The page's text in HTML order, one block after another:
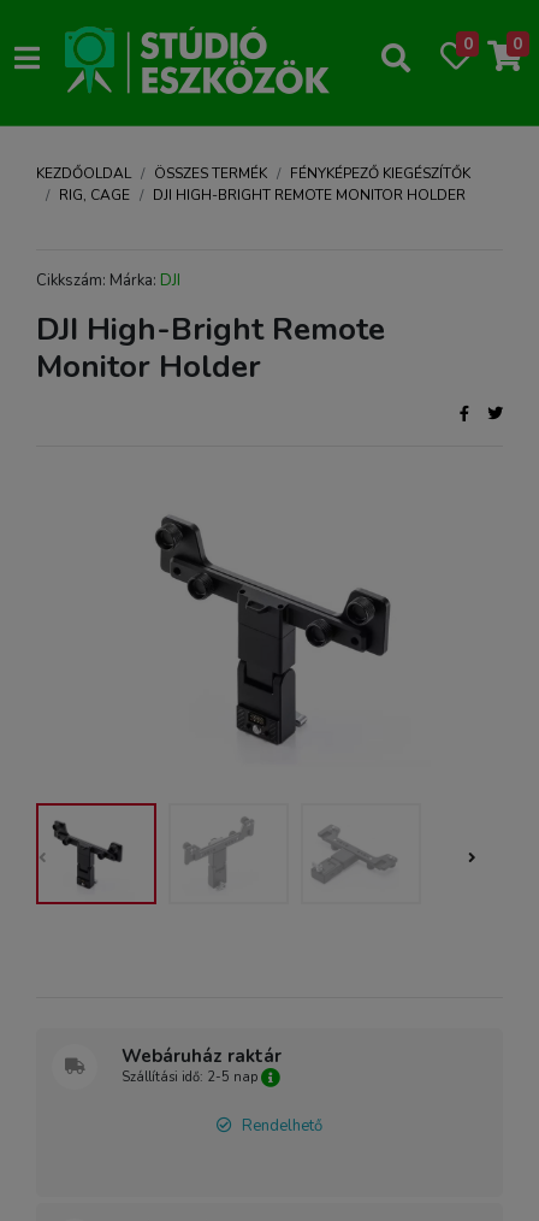
0 0
KEZDŐOLDAL ÖSSZES TERMÉK
FÉNYKÉPEZŐ KIEGÉSZÍTŐK
RIG, CAGE
DJI HIGH-BRIGHT REMOTE MONITOR HOLDER
Cikkszám: Márka: DJI
DJI High-Bright Remote
Monitor Holder
Webáruház raktár
Szállítási idő: 2-5 nap
Rendelhető